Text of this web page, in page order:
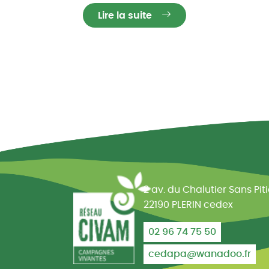
Lire la suite
Réseau CIVAM -
2 av. du Chalutier Sans
22190 PLERIN cedex
02 96 74 75 50
cedapa@wanadoo.fr